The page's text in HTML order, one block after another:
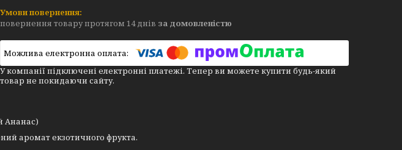
повернення товару протягом 14 днів за домовленістю
У компанії підключені електронні платежі. Тепер ви можете купити будь-який
товар не покидаючи сайту.
Ананас)
аромат екзотичного фрукта.